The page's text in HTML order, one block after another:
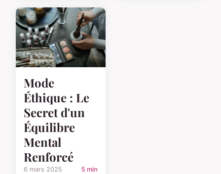
Mode
Éthique : Le
Secret d'un
Équilibre
Mental
Renforcé
6 mars 2025 5 min